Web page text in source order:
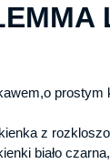
z
biało